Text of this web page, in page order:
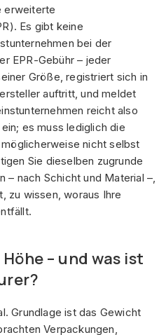
Es gibt keine
bei der
EPR-Gebühr – jeder
Größe, registriert sich in
auftritt, und meldet
reicht also
es muss lediglich die
nicht selbst
Sie dieselben zugrunde
– nach Schicht und Material –,
zu wissen, woraus Ihre
– und was ist
Grundlage ist das Gewicht
Verpackungen,